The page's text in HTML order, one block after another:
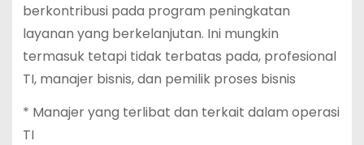
berkontribusi pada program peningkatan
layanan yang berkelanjutan. Ini mungkin
termasuk tetapi tidak terbatas pada, profesional
TI, manajer bisnis, dan pemilik proses bisnis
* Manajer yang terlibat dan terkait dalam operasi
TI